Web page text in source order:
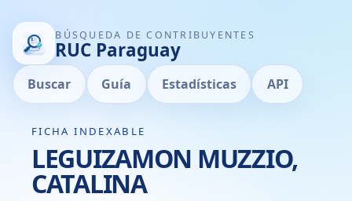
BÚSQUEDA DE CONTRIBUYENTES
RUC Paraguay
Buscar Guía Estadísticas API
FICHA INDEXABLE
LEGUIZAMON MUZZIO,
CATALINA